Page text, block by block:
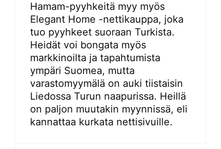
Hamam-pyyhkeitä myy myös
Elegant Home -nettikauppa, joka
tuo pyyhkeet suoraan Turkista.
Heidät voi bongata myös
markkinoilta ja tapahtumista
ympäri Suomea, mutta
varastomyymälä on auki tiistaisin
Liedossa Turun naapurissa. Heillä
on paljon muutakin myynnissä, eli
kannattaa kurkata nettisivuille.